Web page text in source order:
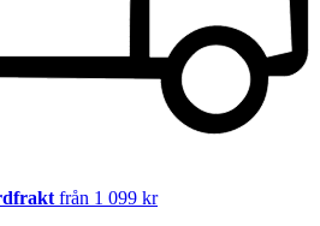
från 1 099 kr